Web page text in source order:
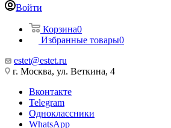
Войти
Корзина0
Избранные товары0
estet@estet.ru
г. Москва, ул. Веткина, 4
Вконтакте
Telegram
Одноклассники
WhatsApp